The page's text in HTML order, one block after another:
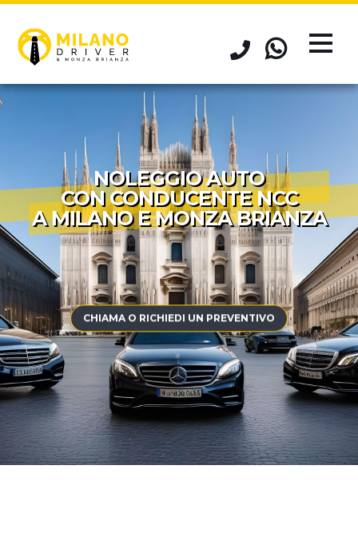
NOLEGGIO AUTO
CON CONDUCENTE NCC
A MILANO E MONZA BRIANZA
CHIAMA O RICHIEDI UN PREVENTIVO